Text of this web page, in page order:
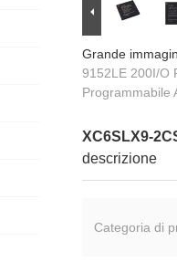
Grande
9152LE 200I/O
Programmabile
XC6SLX9-
descrizione
Categoria di